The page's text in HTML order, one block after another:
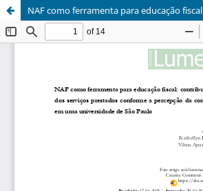
NAF como ferramenta para educação fiscal